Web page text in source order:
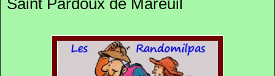
Saint Pardoux de Mareuil